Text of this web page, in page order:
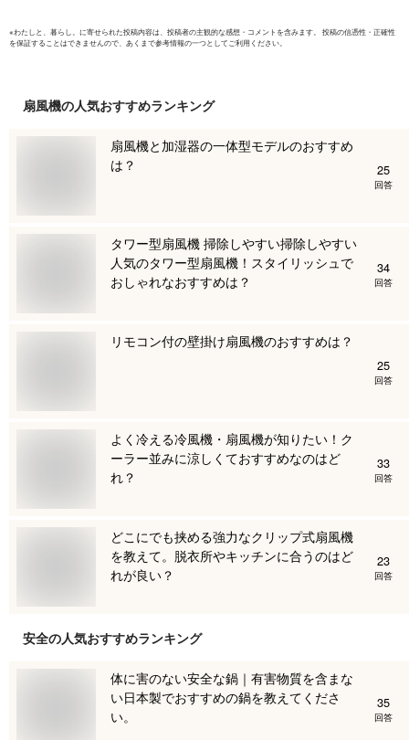
※わたしと、暮らし。 に寄せられた投稿内容は、投稿者の主観的な感想・コメントを含みます。 投稿の信憑性・正確性
を保証することはできませんので、あくまで参考情報の一つとしてご利用ください。
扇風機の人気おすすめランキング
扇風機と加湿器の一体型モデルのおすすめ
は？
25
回答
タワー型扇風機 掃除しやすい掃除しやすい
人気のタワー型扇風機！スタイリッシュで
おしゃれなおすすめは？
34
回答
リモコン付の壁掛け扇風機のおすすめは？
25
回答
よく冷える冷風機・扇風機が知りたい！ク
ーラー並みに涼しくておすすめなのはど
れ？
33
回答
どこにでも挟める強力なクリップ式扇風機
を教えて。脱衣所やキッチンに合うのはど
れが良い？
23
回答
安全の人気おすすめランキング
体に害のない安全な鍋｜有害物質を含まな
い日本製でおすすめの鍋を教えてくださ
い。
35
回答